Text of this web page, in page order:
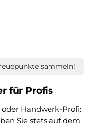
sammeln!
für Profis
Handwerk-Profi:
Sie stets auf dem